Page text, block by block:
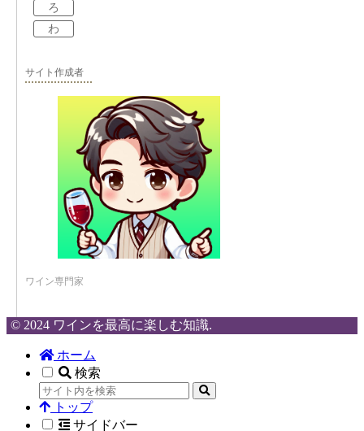
ろ
わ
サイト作成者
ワイン専門家
© 2024 ワインを最高に楽しむ知識.
ホーム
検索
トップ
サイドバー